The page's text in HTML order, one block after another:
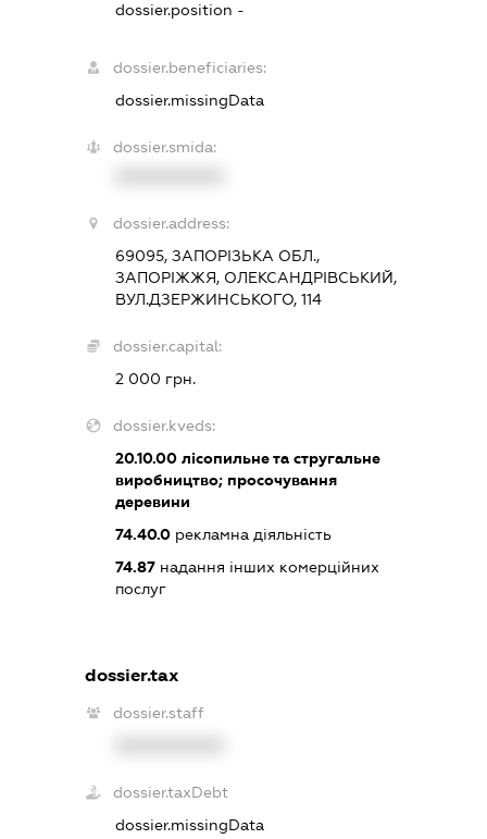
dossier.position -
dossier.beneficiaries:
dossier.missingData
dossier.smida:
dossier.address:
69095, ЗАПОРІЗЬКА ОБЛ.,
ЗАПОРІЖЖЯ, ОЛЕКСАНДРІВСЬКИЙ,
ВУЛ.ДЗЕРЖИНСЬКОГО, 114
dossier.capital:
2 000 грн.
dossier.kveds:
20.10.00 лісопильне та стругальне
виробництво; просочування
деревини
74.40.0 рекламна діяльність
74.87 надання інших комерційних
послуг
dossier.tax
dossier.staff
dossier.taxDebt
dossier.missingData